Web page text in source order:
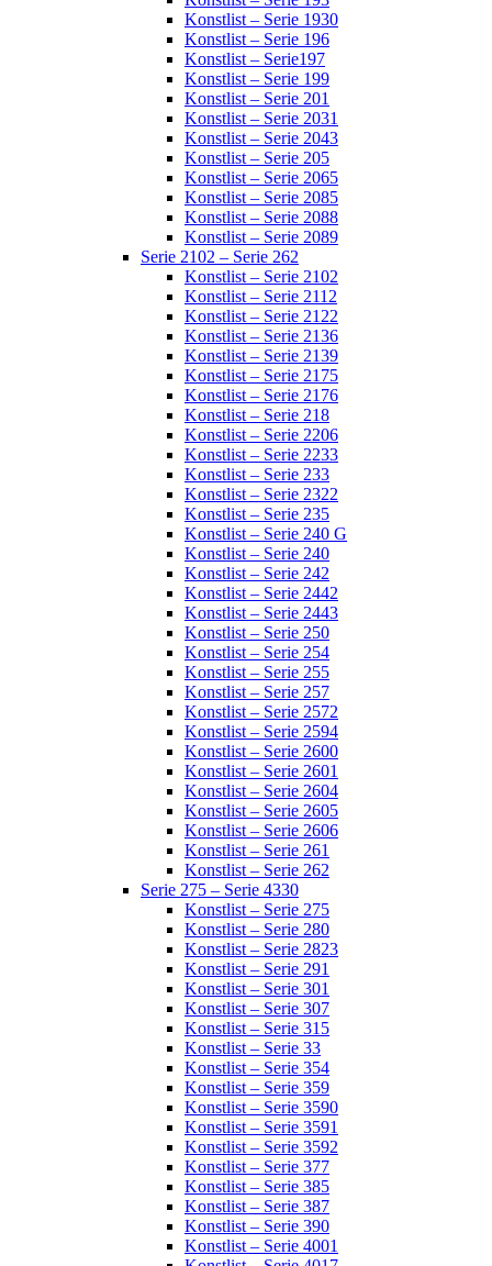
Konstlist – Serie 1930
Konstlist – Serie 196
Konstlist – Serie197
Konstlist – Serie 199
Konstlist – Serie 201
Konstlist – Serie 2031
Konstlist – Serie 2043
Konstlist – Serie 205
Konstlist – Serie 2065
Konstlist – Serie 2085
Konstlist – Serie 2088
Konstlist – Serie 2089
Serie 2102 – Serie 262
Konstlist – Serie 2102
Konstlist – Serie 2112
Konstlist – Serie 2122
Konstlist – Serie 2136
Konstlist – Serie 2139
Konstlist – Serie 2175
Konstlist – Serie 2176
Konstlist – Serie 218
Konstlist – Serie 2206
Konstlist – Serie 2233
Konstlist – Serie 233
Konstlist – Serie 2322
Konstlist – Serie 235
Konstlist – Serie 240 G
Konstlist – Serie 240
Konstlist – Serie 242
Konstlist – Serie 2442
Konstlist – Serie 2443
Konstlist – Serie 250
Konstlist – Serie 254
Konstlist – Serie 255
Konstlist – Serie 257
Konstlist – Serie 2572
Konstlist – Serie 2594
Konstlist – Serie 2600
Konstlist – Serie 2601
Konstlist – Serie 2604
Konstlist – Serie 2605
Konstlist – Serie 2606
Konstlist – Serie 261
Konstlist – Serie 262
Serie 275 – Serie 4330
Konstlist – Serie 275
Konstlist – Serie 280
Konstlist – Serie 2823
Konstlist – Serie 291
Konstlist – Serie 301
Konstlist – Serie 307
Konstlist – Serie 315
Konstlist – Serie 33
Konstlist – Serie 354
Konstlist – Serie 359
Konstlist – Serie 3590
Konstlist – Serie 3591
Konstlist – Serie 3592
Konstlist – Serie 377
Konstlist – Serie 385
Konstlist – Serie 387
Konstlist – Serie 390
Konstlist – Serie 4001